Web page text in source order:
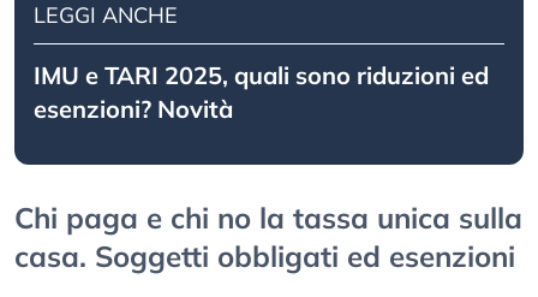
LEGGI ANCHE
IMU e TARI 2025, quali sono riduzioni ed
esenzioni? Novità
Chi paga e chi no la tassa unica sulla
casa. Soggetti obbligati ed esenzioni